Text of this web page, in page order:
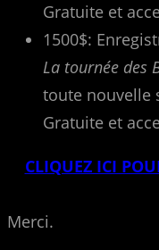
Gratuite et
1500$:
La tournée des
toute nouvelle
Gratuite et
CLIQUEZ ICI
Merci.